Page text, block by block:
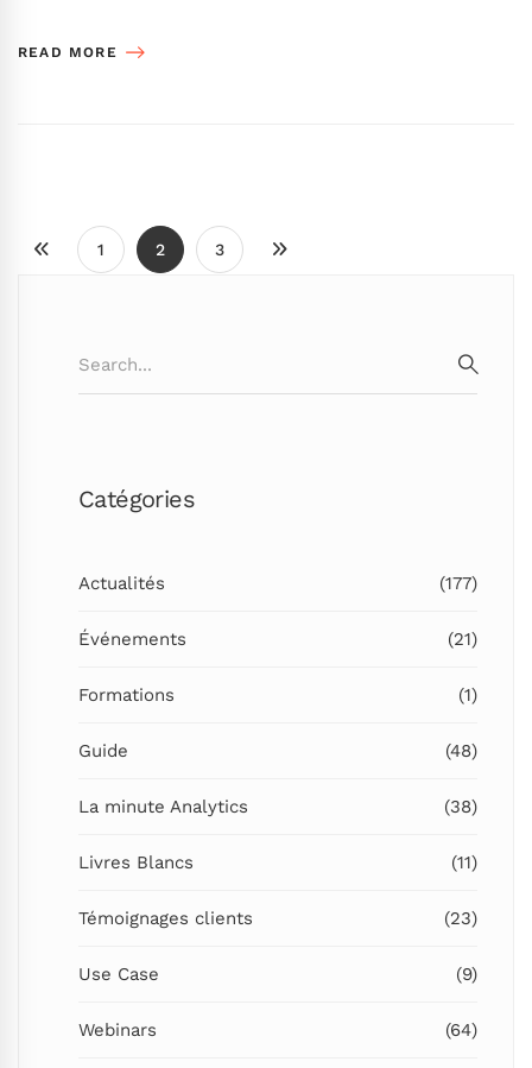
READ MORE
1 2 3
for:
Catégories
Actualités (177)
Événements (21)
Formations (1)
Guide (48)
La minute Analytics (38)
Livres Blancs (11)
Témoignages clients (23)
Use Case (9)
Webinars (64)